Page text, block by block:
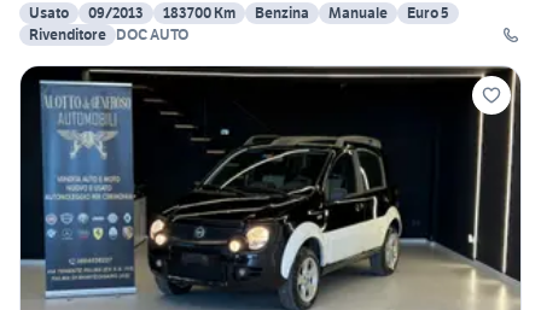
Usato
09/2013 183700 Km Benzina Manuale
Euro 5
Rivenditore DOC AUTO